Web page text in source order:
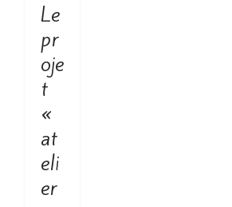
Le
pr
oje
t
«
at
eli
er